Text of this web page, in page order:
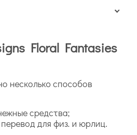
Floral Fantasies
несколько способов
средства;
для физ. и юрлиц.